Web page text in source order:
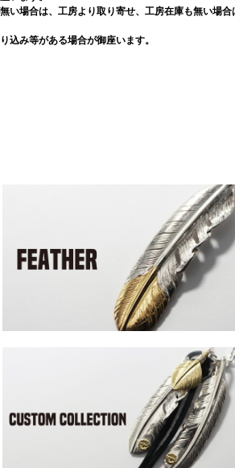
い場合は、工房より取り寄せ、工房在庫も無い
込み等がある場合が御座います。